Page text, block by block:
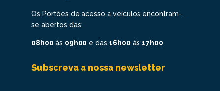
Os Portões de acesso a veículos encontram-
se abertos das:
08h00 às 09h00 e das 16h00 às 17h00
Subscreva a nossa newsletter